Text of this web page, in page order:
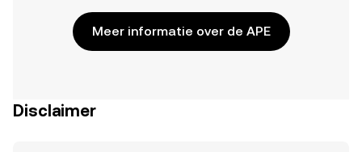
Meer informatie over de APE
Disclaimer